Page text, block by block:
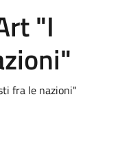
"I
fra le nazioni"